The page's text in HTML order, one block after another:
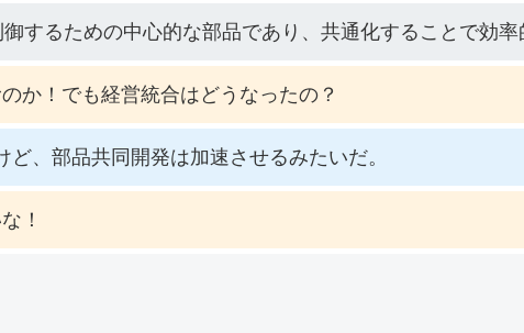
するための中心的な部品であり、共通化することで効率
か！でも経営統合はどうなったの？
、部品共同開発は加速させるみたいだ。
！